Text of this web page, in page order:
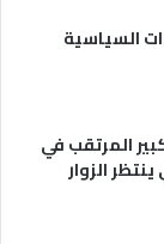
السياسية
المرتقب في
الزوار